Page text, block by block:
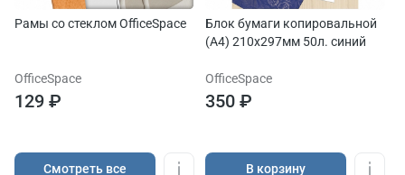
Рамы со стеклом OfficeSpace
OfficeSpace
129 ₽
Cмотреть все
Блок бумаги копировальной
(А4) 210х297мм 50л. синий
OfficeSpace
350 ₽
В корзину